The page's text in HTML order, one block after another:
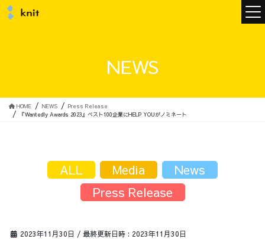
NEWS
HOME NEWS
Press Release
『Wantedly Awards 2023』ベスト100企業にHELP YOUがノミネート
2023年11月30日 / 最終更新日時 : 2023年11月30日
ALL Media
News
Press Release